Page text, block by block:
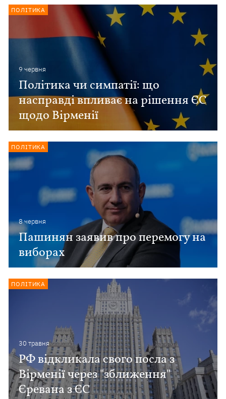
9 червня
Політика чи симпатії: що
насправді впливає на рішення ЄС
щодо Вірменії
ПОЛІТИКА
8 червня
Пашинян заявив про перемогу на
виборах
ПОЛІТИКА
30 травня
РФ відкликала свого посла з
Вірменії через "зближення"
Єревана з ЄС
ПОЛІТИКА